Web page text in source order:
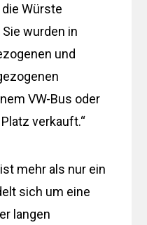
Würste
wurden in
und
VW-Bus oder
verkauft.“
mehr als nur ein
sich um eine
langen